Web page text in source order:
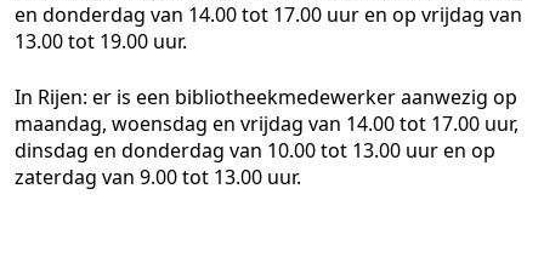
en donderdag van 14.00 tot 17.00 uur en op vrijdag van
13.00 tot 19.00 uur.
In Rijen: er is een bibliotheekmedewerker aanwezig op
maandag, woensdag en vrijdag van 14.00 tot 17.00 uur,
dinsdag en donderdag van 10.00 tot 13.00 uur en op
zaterdag van 9.00 tot 13.00 uur.